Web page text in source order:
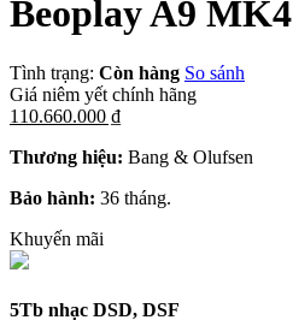
Beoplay A9 MK4
Tình trạng: Còn hàng So sánh
Giá niêm yết chính hãng
110.660.000 ₫
Thương hiệu: Bang & Olufsen
Bảo hành: 36 tháng.
Khuyến mãi
5Tb nhạc DSD, DSF